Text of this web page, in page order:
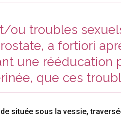
ou troubles
a fortiori
une rééducation
que ces
située sous la vessie,